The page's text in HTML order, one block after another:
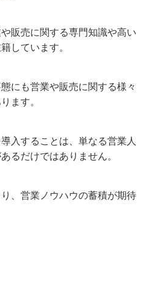
販売に関する専門知識や高い
しています。
にも営業や販売に関する様々
ます。
入することは、単なる営業人
るだけではありません。
、営業ノウハウの蓄積が期待